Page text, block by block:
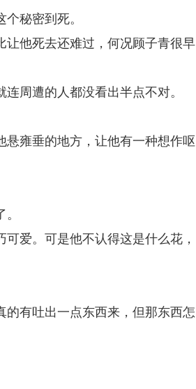
秘密到死。
让他死去还难过，何况顾子青很早
周遭的人都没看出半点不对。
雍垂的地方，让他有一种想作呕
爱。可是他不认得这是什么花，
有吐出一点东西来，但那东西怎